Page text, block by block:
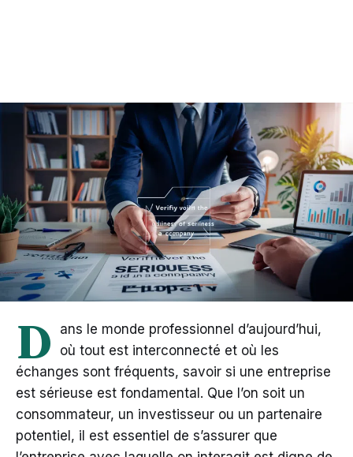
D
ans le monde professionnel d’aujourd’hui,
où tout est interconnecté et où les
échanges sont fréquents, savoir si une entreprise
est sérieuse est fondamental. Que l’on soit un
consommateur, un investisseur ou un partenaire
potentiel, il est essentiel de s’assurer que